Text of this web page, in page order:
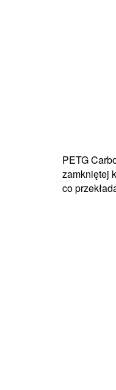
PETG
zamkniętej
co